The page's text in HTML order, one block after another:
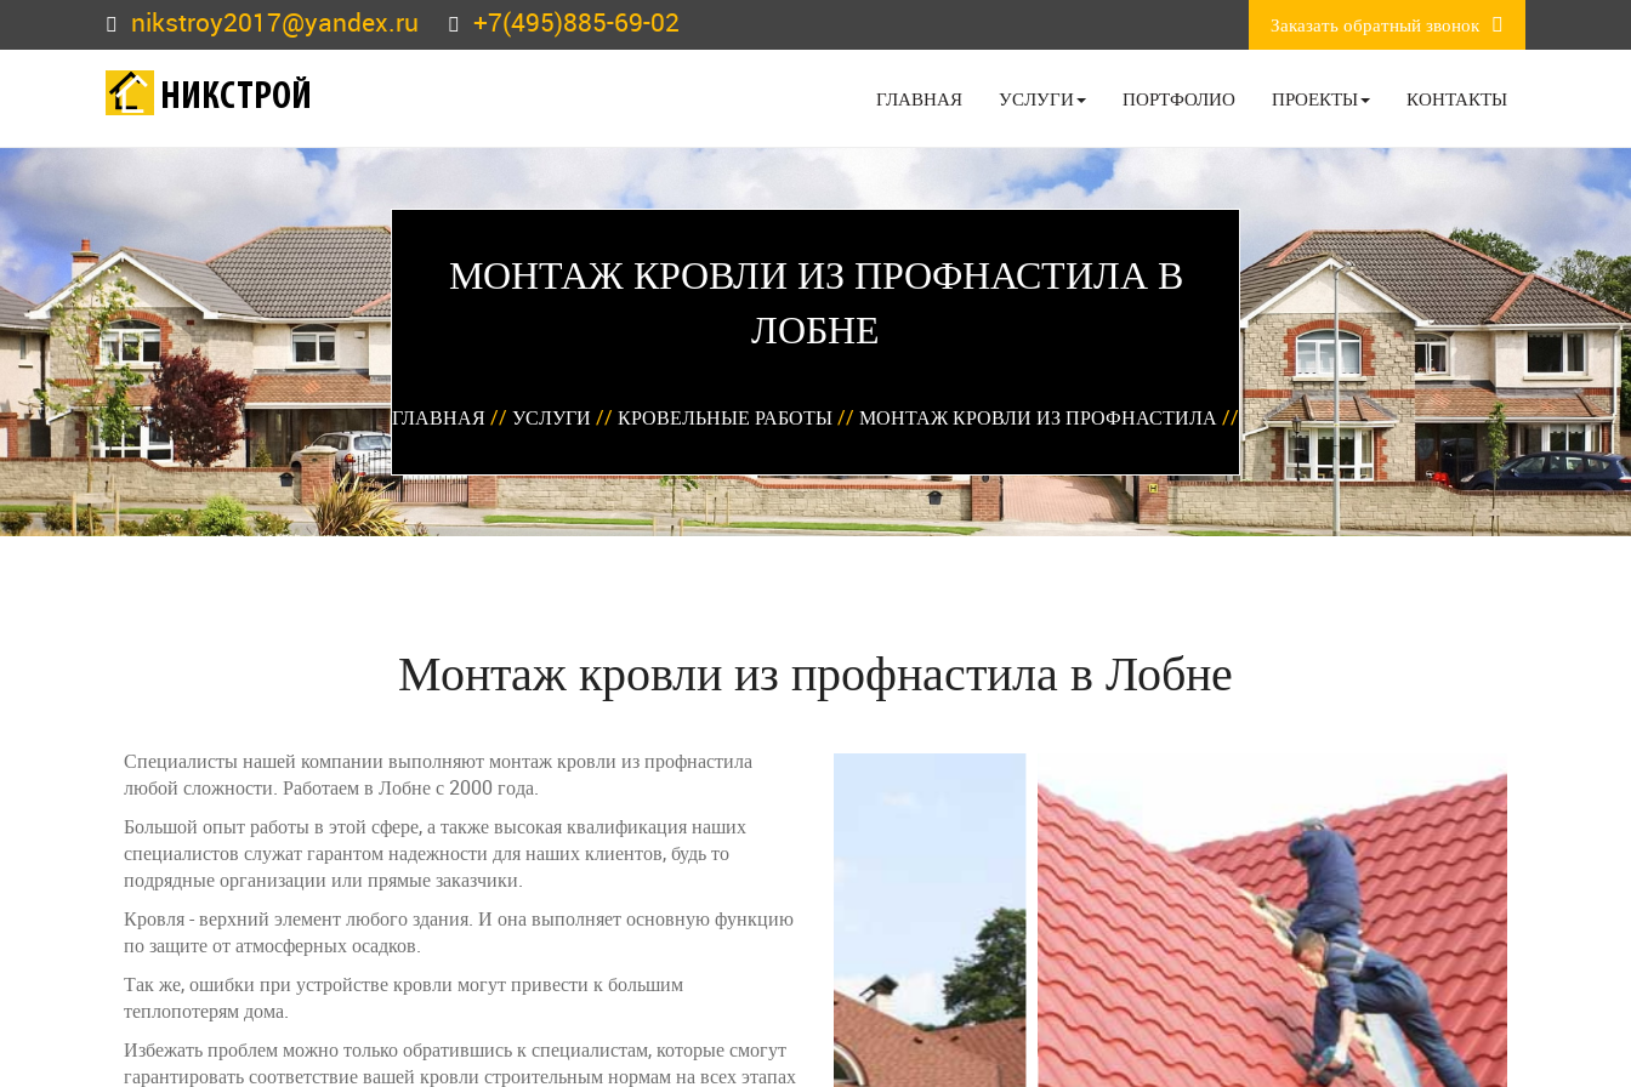
nikstroy2017@yandex.ru +7(495)885-69-02 Заказать обратный звонок
НИКСТРОЙ ГЛАВНАЯ УСЛУГИ ПОРТФОЛИО ПРОЕКТЫ КОНТАКТЫ
МОНТАЖ КРОВЛИ ИЗ ПРОФНАСТИЛА В
ЛОБНЕ
ГЛАВНАЯ// УСЛУГИ // КРОВЕЛЬНЫЕ РАБОТЫ// МОНТАЖ КРОВЛИ ИЗ ПРОФНАСТИЛА//
Монтаж кровли из профнастила в Лобне
Специалисты нашей компании выполняют монтаж кровли из профнастила
любой сложности. Работаем в Лобне с 2000 года.
Большой опыт работы в этой сфере, а также высокая квалификация наших
специалистов служат гарантом надежности для наших клиентов, будь то
подрядные организации или прямые заказчики.
Кровля - верхний элемент любого здания. И она выполняет основную функцию
по защите от атмосферных осадков.
Так же, ошибки при устройстве кровли могут привести к большим
теплопотерям дома.
Избежать проблем можно только обратившись к специалистам, которые смогут
гарантировать соответствие вашей кровли строительным нормам на всех этапах